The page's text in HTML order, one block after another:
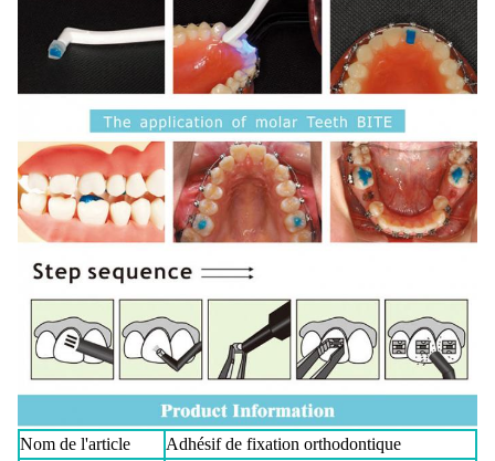
Nom de l'article
Adhésif de fixation orthodontique